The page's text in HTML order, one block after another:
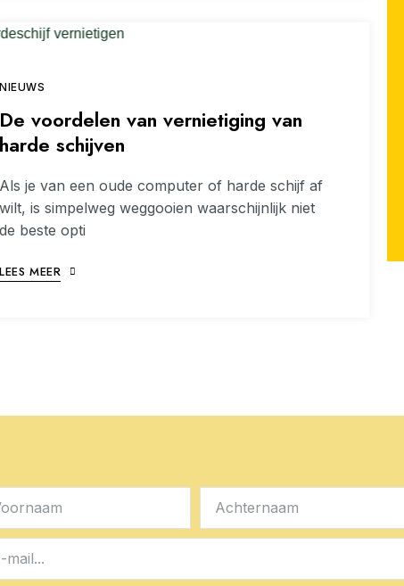
NIEUWS
De voordelen van vernietiging van
harde schijven
Als je van een oude computer of harde schijf af
wilt, is simpelweg weggooien waarschijnlijk niet
de beste opti
LEES MEER